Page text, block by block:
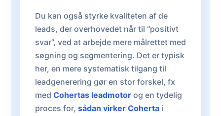
Du kan også styrke kvaliteten af de
leads, der overhovedet når til “positivt
svar”, ved at arbejde mere målrettet med
søgning og segmentering. Det er typisk
her, en mere systematisk tilgang til
leadgenerering gør en stor forskel, fx
med Cohertas leadmotor og en tydelig
proces for, sådan virker Coherta i